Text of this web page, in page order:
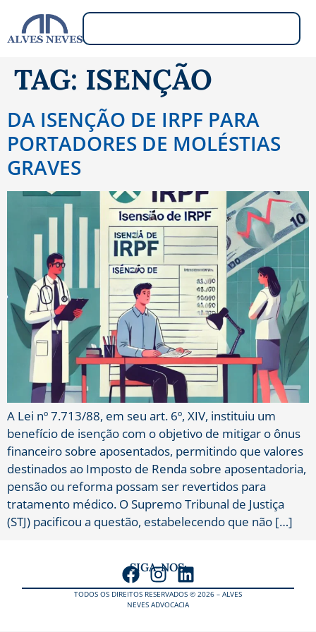
TAG: ISENÇÃO
DA ISENÇÃO DE IRPF PARA
PORTADORES DE MOLÉSTIAS
GRAVES
A Lei nº 7.713/88, em seu art. 6º, XIV, instituiu um
benefício de isenção com o objetivo de mitigar o ônus
financeiro sobre aposentados, permitindo que valores
destinados ao Imposto de Renda sobre aposentadoria,
pensão ou reforma possam ser revertidos para
tratamento médico. O Supremo Tribunal de Justiça
(STJ) pacificou a questão, estabelecendo que não […]
SIGA-NOS:
TODOS OS DIREITOS RESERVADOS © 2026 – ALVES
NEVES ADVOCACIA